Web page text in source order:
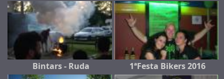
Bintars - Ruda 1ªFesta Bikers 2016